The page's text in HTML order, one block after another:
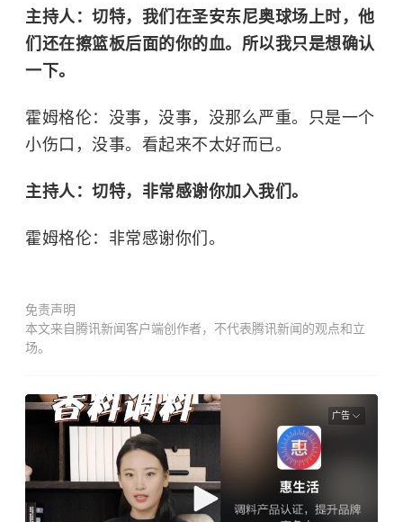
主持人：切特，我们在圣安东尼奥球场上时，他
们还在擦篮板后面的你的血。所以我只是想确认
一下。
霍姆格伦：没事，没事，没那么严重。只是一个
小伤口，没事。看起来不太好而已。
主持人：切特，非常感谢你加入我们。
霍姆格伦：非常感谢你们。
免责声明
本文来自腾讯新闻客户端创作者，不代表腾讯新闻的观点和立
场。
广告